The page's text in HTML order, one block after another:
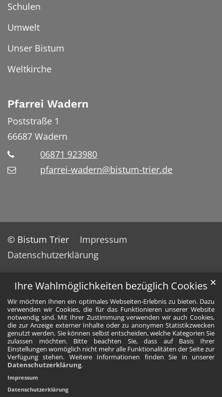
Ihre Wahlmöglichkeiten bezüglich Cookies
Wir möchten Ihnen ein optimales Webseiten-Erlebnis zu bieten. Dazu
verwenden wir Cookies, die für das Funktionieren unserer Website
notwendig sind. Mit Ihrer Zustimmung verwenden wir auch Cookies,
die zur Anzeige externer Inhalte oder zu anonymen Statistikzwecken
genutzt werden. Sie können selbst entscheiden, welche Kategorien Sie
zulassen möchten. Bitte beachten Sie, dass auf Basis Ihrer
Einstellungen womöglich nicht mehr alle Funktionalitäten der Seite zur
Verfügung stehen. Weitere Informationen finden Sie in unserer
Datenschutzerklärung.
✕
Impressum
Datenschutzerklärung
Schulen
Umwelt
Unser Bistum
Weltkirche
Pfarrei Wadern
Poststraße 1
66687 Wadern
06871 923980
pfarrei-wadern@bistum-trier.de
© Bistum Trier
Impressum
Datenschutzerklärung